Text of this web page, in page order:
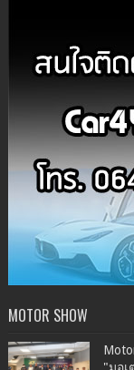
MOTOR SHOW
"มอเ